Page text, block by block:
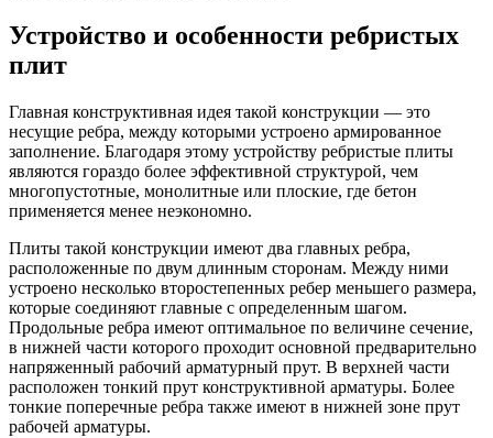
Устройство и особенности ребристых
плит
Главная конструктивная идея такой конструкции — это
несущие ребра, между которыми устроено армированное
заполнение. Благодаря этому устройству ребристые плиты
являются гораздо более эффективной структурой, чем
многопустотные, монолитные или плоские, где бетон
применяется менее неэкономно.
Плиты такой конструкции имеют два главных ребра,
расположенные по двум длинным сторонам. Между ними
устроено несколько второстепенных ребер меньшего размера,
которые соединяют главные с определенным шагом.
Продольные ребра имеют оптимальное по величине сечение,
в нижней части которого проходит основной предварительно
напряженный рабочий арматурный прут. В верхней части
расположен тонкий прут конструктивной арматуры. Более
тонкие поперечные ребра также имеют в нижней зоне прут
рабочей арматуры.